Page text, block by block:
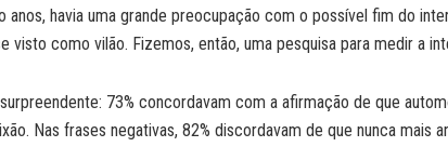
anos, havia uma grande preocupação com o possível fim do
visto como vilão. Fizemos, então, uma pesquisa para medir a
73% concordavam com a afirmação de que
Nas frases negativas, 82% discordavam de que nunca mais